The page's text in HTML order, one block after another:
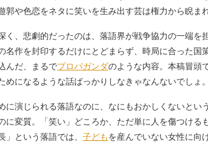
郭や色恋をネタに笑いを生み出す芸は権力から睨ま
、悲劇的だったのは、落語界が戦争協力の一端を
名作を封印するだけにとどまらず、時局に合った
んだ、まるでプロパガンダのような内容。本稿冒頭
めになるような話ばっかりしなきゃなんないでしょ
演じられる落語なのに、なにもおかしくないとい
に変質。「笑い」どころか、ただ単に人を傷つけ
」という落語では、 子どもを産んでいない女性に向